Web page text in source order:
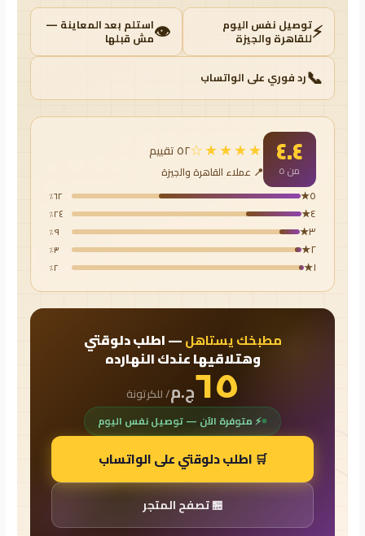
⚡توصيل نفس اليوم
للقاهرة والجيزة 👁️استلم بعد المعاينة —
مش قبلها
📞رد فوري على الواتساب
٤.٤
من ٥
★★★★☆٥٢ تقييم
📍 عملاء القاهرة والجيزة
٥★
٦٢٪
٤★ ٢٤٪
٣★ ٩٪
٢★ ٣٪
١★ ٢٪
مطبخك يستاهل— اطلب دلوقتي
وهتلاقيها عندك النهارده
٦٥ج.م/ للكرتونة
⚡ متوفرة الآن — توصيل نفس اليوم
🛒 اطلب دلوقتي على الواتساب
🏪 تصفح المتجر